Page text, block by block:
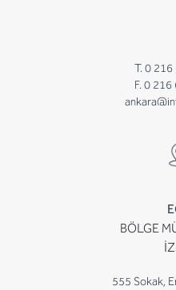
T. 0
F. 0
BÖLGE
555 Sokak,